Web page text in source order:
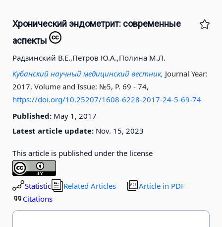
Хронический эндометрит: современные
аспекты
Радзинский В.Е.,Петров Ю.А.,Полина М.Л.
Кубанский научный медицинский вестник, Journal Year:
2017, Volume and Issue: №5, P. 69 - 74,
https://doi.org/10.25207/1608-6228-2017-24-5-69-74
Published: May 1, 2017
Latest article update: Nov. 15, 2023
This article is published under the license
Statistic Related Articles
Article in PDF
Citations